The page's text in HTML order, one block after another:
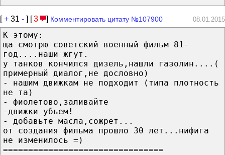
[+ 31 - ] [3 ] Комментировать цитату №107900 08.01.2015
К этому:
ща смотрю советский военный фильм 81-
год....наши жгут.
у танков кончился дизель,нашли газолин....(
примерный диалог,не дословно)
- нашим движкам не подходит (типа плотность
не та)
- фиолетово,заливайте
-движки убьем!
- добавьте масла,сожрет...
от создания фильма прошло 30 лет...нифига
не изменилось =)
================================